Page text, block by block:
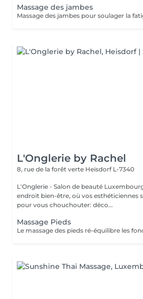
Massage des jambes
L'Onglerie by Rachel
8, rue de la forêt verte Heisdorf L-7340
L'Onglerie - Salon de beauté
endroit bien-être, où vos esthéticiennes
pour vous chouchouter: déco...
Massage Pieds